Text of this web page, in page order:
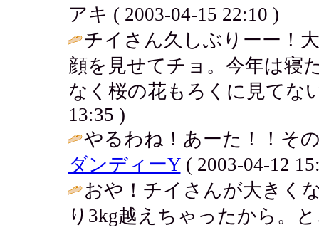
アキ ( 2003-04-15 22:10 )
チイさん久しぶりーー！
顔を見せてチョ。今年は寝
なく桜の花もろくに見てな
13:35 )
やるわね！あーた！！そ
ダンディーY( 2003-04-12
おや！チイさんが大きく
り3kg越えちゃったから。